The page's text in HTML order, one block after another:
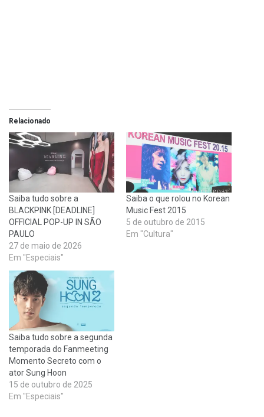
Relacionado
Saiba tudo sobre a
BLACKPINK [DEADLINE]
OFFICIAL POP-UP IN SÃO
PAULO
27 de maio de 2026
Em "Especiais"
Saiba o que rolou no Korean
Music Fest 2015
5 de outubro de 2015
Em "Cultura"
Saiba tudo sobre a segunda
temporada do Fanmeeting
Momento Secreto com o
ator Sung Hoon
15 de outubro de 2025
Em "Especiais"